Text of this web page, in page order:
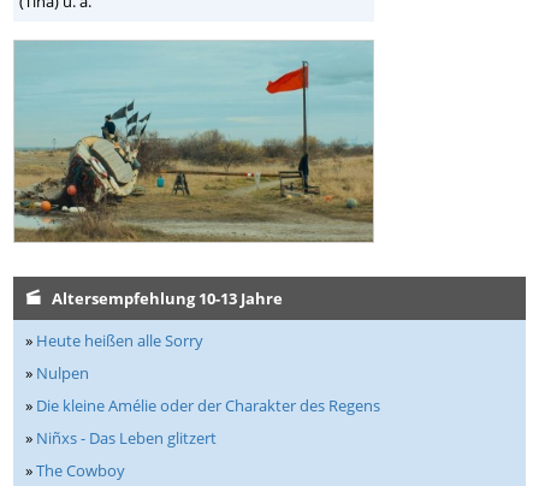
Altersempfehlung 10-13 Jahre
» Heute heißen alle Sorry
» Nulpen
» Die kleine Amélie oder der Charakter des Regens
» Niñxs - Das Leben glitzert
»The Cowboy